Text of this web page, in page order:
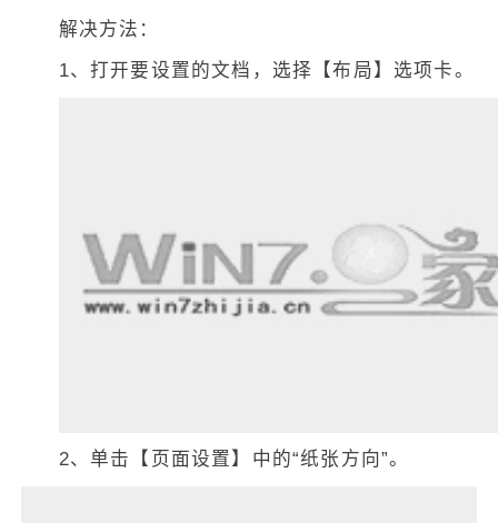
解决方法：
1、打开要设置的文档，选择【布局】选项卡。
2、单击【页面设置】中的“纸张方向”。